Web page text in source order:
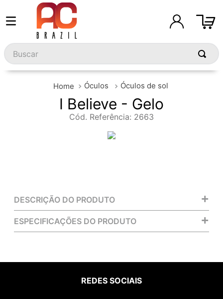
Buscar
Óculos Óculos de sol
I Believe - Gelo
Cód. Referência: 2663
DESCRIÇÃO DO PRODUTO +
ESPECIFICAÇÕES DO PRODUTO +
REDES SOCIAIS